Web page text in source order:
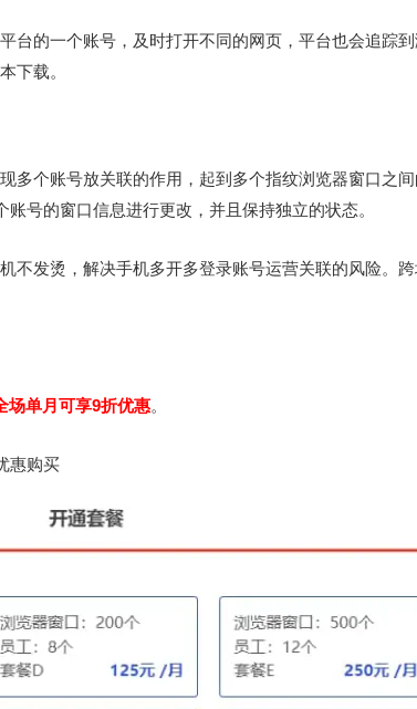
台的一个账号，及时打开不同的网页，平台也会追踪
下载。
多个账号放关联的作用，起到多个指纹浏览器窗口之
号的窗口信息进行更改，并且保持独立的状态。
不发烫，解决手机多开多登录账号运营关联的风险。
场单月可享9折优惠。
惠购买